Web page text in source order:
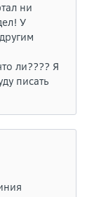
ни
У
ли???? Я
писать